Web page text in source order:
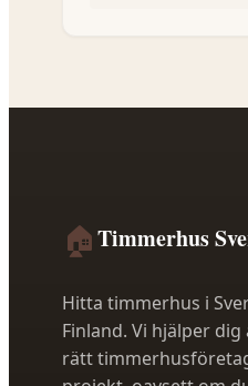
🏠Timmerhus
Hitta timmerhus i
Finland. Vi hjälper
rätt